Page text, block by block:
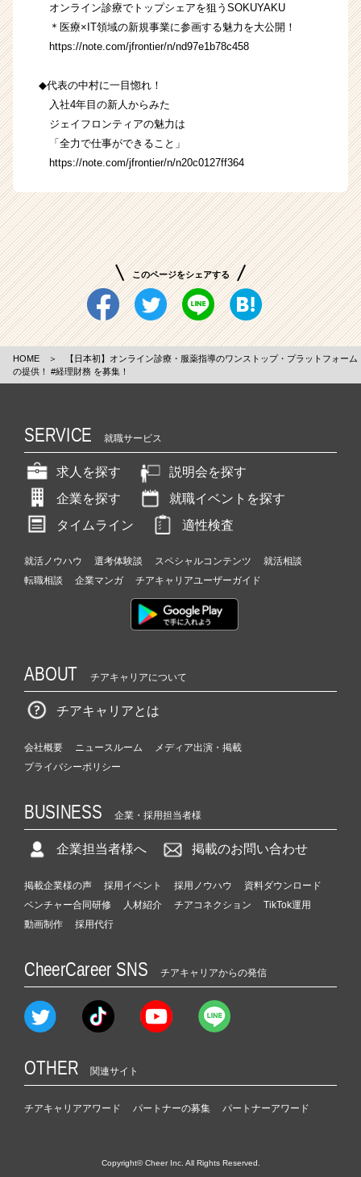
オンライン診療でトップシェアを狙うSOKUYAKU
＊医療×IT領域の新規事業に参画する魅力を大公開！
https://note.com/jfrontier/n/nd97e1b78c458
◆代表の中村に一目惚れ！
入社4年目の新人からみた
ジェイフロンティアの魅力は
「全力で仕事ができること」
https://note.com/jfrontier/n/n20c0127ff364
このページをシェアする
HOME ＞
【日本初】オンライン診療・服薬指導のワンストップ・プラットフォーム
の提供！ #経理財務 を募集！
SERVICE 就職サービス
求人を探す
説明会を探す
企業を探す
就職イベントを探す
タイムライン
適性検査
就活ノウハウ 選考体験談 スペシャルコンテンツ
就活相談
転職相談
企業マンガ チアキャリアユーザーガイド
ABOUT チアキャリアについて
チアキャリアとは
会社概要 ニュースルーム
メディア出演・掲載
プライバシーポリシー
BUSINESS 企業・採用担当者様
企業担当者様へ 掲載のお問い合わせ
掲載企業様の声 採用イベント 採用ノウハウ
資料ダウンロード
ベンチャー合同研修
人材紹介 チアコネクション
TikTok運用
動画制作
採用代行
CheerCareer SNS チアキャリアからの発信
OTHER 関連サイト
チアキャリアアワード パートナーの募集 パートナーアワード
Copyright© Cheer Inc. All Rights Reserved.